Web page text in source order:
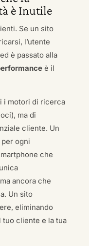
è Inutile
Se un sito
l’utente
è passato alla
è il
i motori di ricerca
ma di
cliente. Un
ogni
che
ancora che
Un sito
eliminando
cliente e la tua